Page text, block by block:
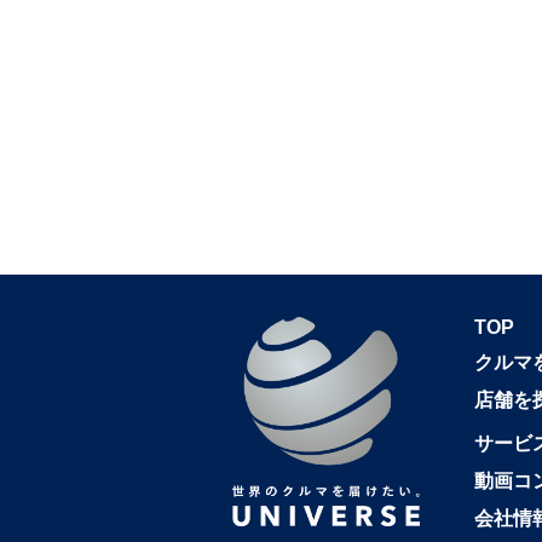
TOP
クルマ
店舗を
サービ
動画コ
会社情